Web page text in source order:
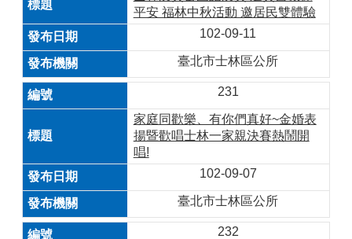
平安 福林中秋活動 邀居民雙體驗
102-09-11
臺北市士林區公所
231
家庭同歡樂、有你們真好~金婚表
揚暨歡唱士林一家親決賽熱鬧開
唱!
102-09-07
臺北市士林區公所
232